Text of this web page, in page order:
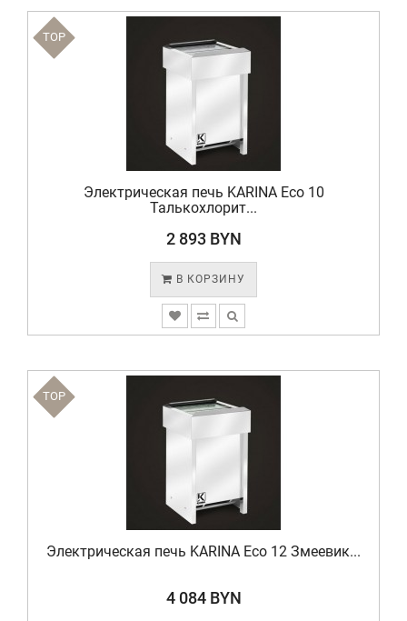
TOP
Электрическая печь KARINA Eco 10
Талькохлорит...
2 893 BYN
В КОРЗИНУ
TOP
Электрическая печь KARINA Eco 12 Змеевик...
4 084 BYN